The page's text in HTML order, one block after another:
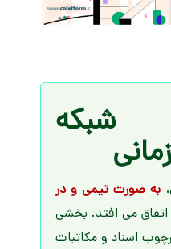
شبکه
به صورت تیمی و در
اتفاق می افتد. بخشی
اسناد و مکاتبات